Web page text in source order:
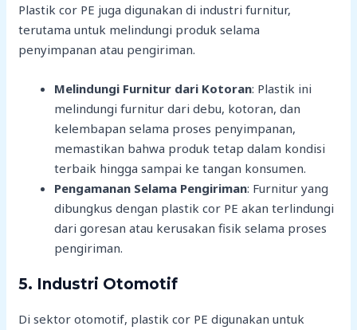
Plastik cor PE juga digunakan di industri furnitur,
terutama untuk melindungi produk selama
penyimpanan atau pengiriman.
Melindungi Furnitur dari Kotoran: Plastik ini
melindungi furnitur dari debu, kotoran, dan
kelembapan selama proses penyimpanan,
memastikan bahwa produk tetap dalam kondisi
terbaik hingga sampai ke tangan konsumen.
Pengamanan Selama Pengiriman: Furnitur yang
dibungkus dengan plastik cor PE akan terlindungi
dari goresan atau kerusakan fisik selama proses
pengiriman.
5. Industri Otomotif
Di sektor otomotif, plastik cor PE digunakan untuk